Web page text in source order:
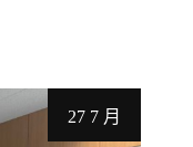
27 7 月